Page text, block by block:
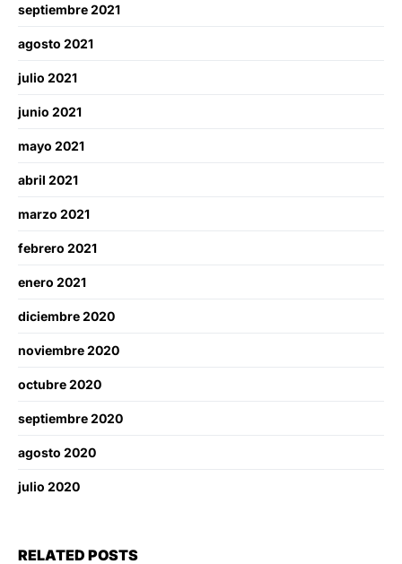
septiembre 2021
agosto 2021
julio 2021
junio 2021
mayo 2021
abril 2021
marzo 2021
febrero 2021
enero 2021
diciembre 2020
noviembre 2020
octubre 2020
septiembre 2020
agosto 2020
julio 2020
RELATED POSTS